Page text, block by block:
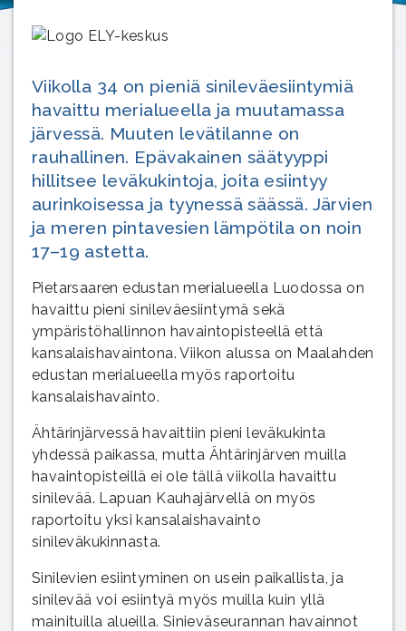
Viikolla 34 on pieniä sinileväesiintymiä
havaittu merialueella ja muutamassa
järvessä. Muuten levätilanne on
rauhallinen. Epävakainen säätyyppi
hillitsee leväkukintoja, joita esiintyy
aurinkoisessa ja tyynessä säässä. Järvien
ja meren pintavesien lämpötila on noin
17–19 astetta.
Pietarsaaren edustan merialueella Luodossa on
havaittu pieni sinileväesiintymä sekä
ympäristöhallinnon havaintopisteellä että
kansalaishavaintona. Viikon alussa on Maalahden
edustan merialueella myös raportoitu
kansalaishavainto.
Ähtärinjärvessä havaittiin pieni leväkukinta
yhdessä paikassa, mutta Ähtärinjärven muilla
havaintopisteillä ei ole tällä viikolla havaittu
sinilevää. Lapuan Kauhajärvellä on myös
raportoitu yksi kansalaishavainto
sinileväkukinnasta.
Sinilevien esiintyminen on usein paikallista, ja
sinilevää voi esiintyä myös muilla kuin yllä
mainituilla alueilla. Sinieväseurannan havainnot